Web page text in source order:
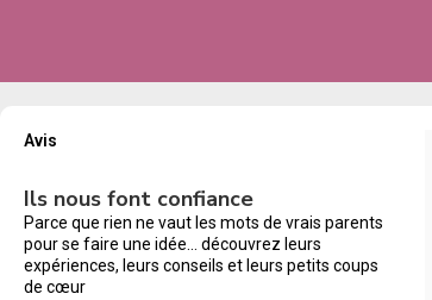
Avis
Ils nous font confiance
Parce que rien ne vaut les mots de vrais parents
pour se faire une idée… découvrez leurs
expériences, leurs conseils et leurs petits coups
de cœur